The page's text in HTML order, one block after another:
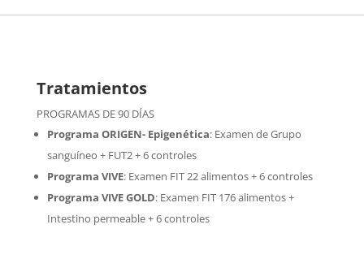
Tratamientos
PROGRAMAS DE 90 DÍAS
Programa ORIGEN- Epigenética:Examen de Grupo
sanguíneo + FUT2 + 6 controles
Programa VIVE: Examen FIT 22 alimentos + 6 controles
Programa VIVE GOLD: Examen FIT 176 alimentos +
Intestino permeable + 6 controles